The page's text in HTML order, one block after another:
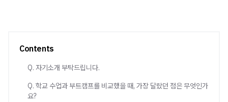
Contents
Q. 자기소개 부탁드립니다.
Q. 학교 수업과 부트캠프를 비교했을 때, 가장 달랐던 점은 무엇인가
요?